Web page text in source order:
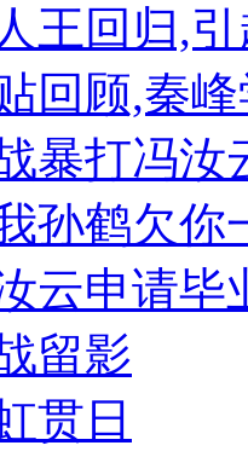
王回归,
回顾,秦
暴打冯汝
孙鹤欠你
云申请毕
留影
贯日